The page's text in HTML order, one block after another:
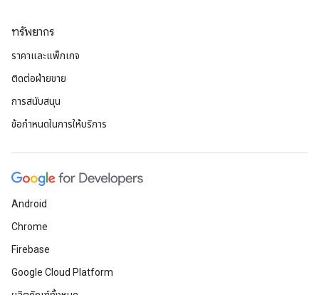
ทรัพยากร
ราคาและแพ็กเกจ
ติดต่อฝ่ายขาย
การสนับสนุน
ข้อกำหนดในการให้บริการ
Android
Chrome
Firebase
Google Cloud Platform